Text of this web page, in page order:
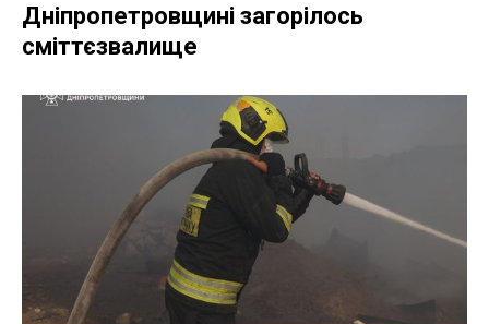
Дніпропетровщині загорілось
сміттєзвалище